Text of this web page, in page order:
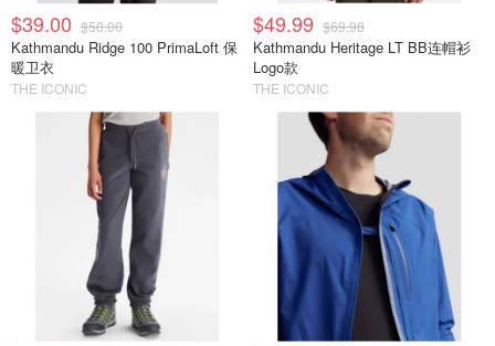
$39.00 $50.00
Kathmandu Ridge 100 PrimaLoft 保
暖卫衣
THE ICONIC
$49.99 $69.98
Kathmandu Heritage LT BB连帽衫
Logo款
THE ICONIC